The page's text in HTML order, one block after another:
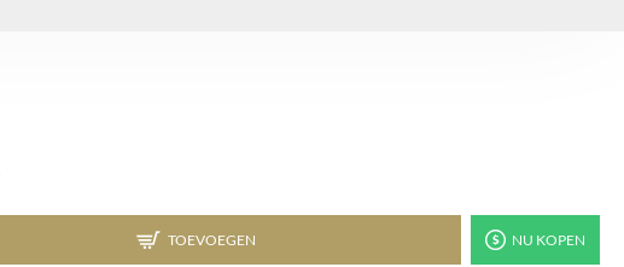
TOEVOEGEN NU KOPEN